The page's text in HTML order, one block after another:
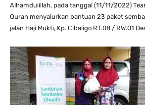
Alhamdulillah, pada tanggal (11/11/2022)
Quran menyalurkan bantuan 23 paket
jalan Haji Mukti, Kp. Cibaligo RT.08 / RW.01